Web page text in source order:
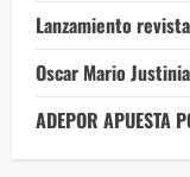
Lanzamiento
Oscar Mario
ADEPOR APUESTA